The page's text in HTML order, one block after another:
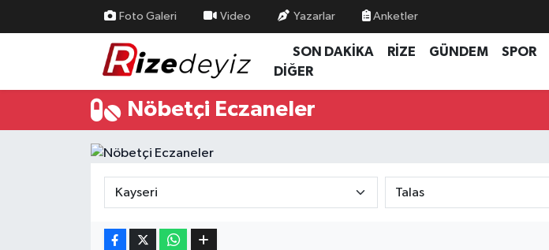
Foto Galeri Video Yazarlar Anketler
SON DAKİKA RİZE GÜNDEM SPOR
DİĞER
Nöbetçi Eczaneler
Gündem
Rize Nöbetçi Eczaneler
Rize Hava Durumu
Süper Lig Puan Durumu ve Fikstür